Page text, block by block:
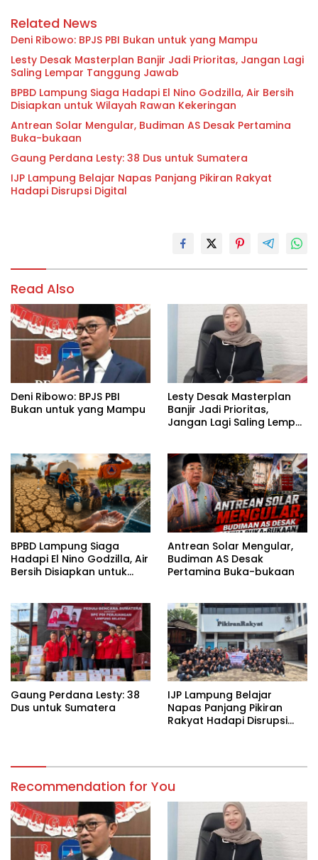
Related News
Deni Ribowo: BPJS PBI Bukan untuk yang Mampu
Lesty Desak Masterplan Banjir Jadi Prioritas, Jangan Lagi
Saling Lempar Tanggung Jawab
BPBD Lampung Siaga Hadapi El Nino Godzilla, Air Bersih
Disiapkan untuk Wilayah Rawan Kekeringan
Antrean Solar Mengular, Budiman AS Desak Pertamina
Buka-bukaan
Gaung Perdana Lesty: 38 Dus untuk Sumatera
IJP Lampung Belajar Napas Panjang Pikiran Rakyat
Hadapi Disrupsi Digital
Read Also
Deni Ribowo: BPJS PBI
Bukan untuk yang Mampu
Lesty Desak Masterplan
Banjir Jadi Prioritas,
Jangan Lagi Saling Lempar
BPBD Lampung Siaga
Hadapi El Nino Godzilla, Air
Bersih Disiapkan untuk
Antrean Solar Mengular,
Budiman AS Desak
Pertamina Buka-bukaan
Gaung Perdana Lesty: 38
Dus untuk Sumatera
IJP Lampung Belajar
Napas Panjang Pikiran
Rakyat Hadapi Disrupsi
Recommendation for You